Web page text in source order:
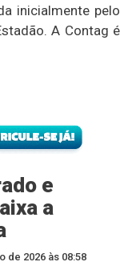
inicialmente pelo
A Contag é
e
a
de 2026 às 08:58